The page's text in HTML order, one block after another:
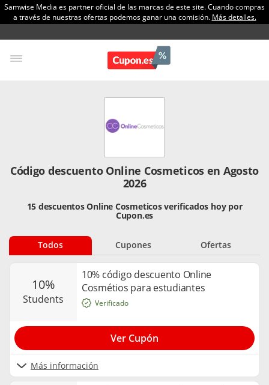
Samwise Media es partner oficial de las marcas de este site. Cuando compras
a través de nuestras ofertas podemos ganar una comisión. Más detalles.
Código descuento Online Cosmeticos en Agosto
2026
15 descuentos Online Cosmeticos verificados hoy por
Cupon.es
Todos Cupones Ofertas
10%
students
10% código descuento Online
Cosmétios para estudiantes
Más información
Verificado
Ver Cupón